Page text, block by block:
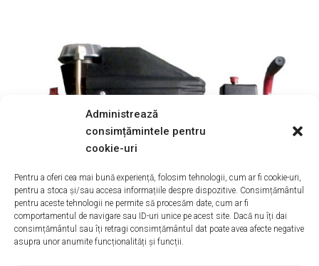
Administrează
consimțămintele pentru
cookie-uri
Pentru a oferi cea mai bună experiență, folosim tehnologii, cum ar fi cookie-uri,
pentru a stoca și/sau accesa informațiile despre dispozitive. Consimțământul
pentru aceste tehnologii ne permite să procesăm date, cum ar fi
comportamentul de navigare sau ID-uri unice pe acest site. Dacă nu îți dai
consimțământul sau îți retragi consimțământul dat poate avea afecte negative
asupra unor anumite funcționalități și funcții.